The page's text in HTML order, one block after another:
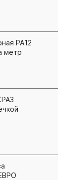
PA12
метр